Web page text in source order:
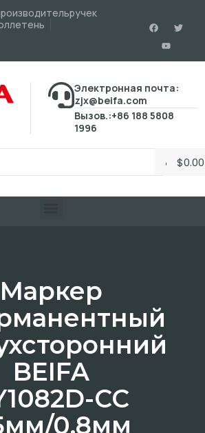
Электронная почта:
zjx@beifa.com
Вызов.:+86 188 5808
1996
$0.00
Маркер
BEIFA
CC
0.8мм